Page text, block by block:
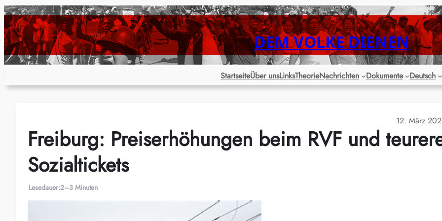
Zum
Inhalt
springen
DEM VOLKE DIENEN
StartseiteÜber unsLinksTheorieNachrichten Dokumente Deutsch
12. März
Freiburg: Preiserhöhungen beim RVF und
Sozialtickets
Lesedauer:2–3 Minuten